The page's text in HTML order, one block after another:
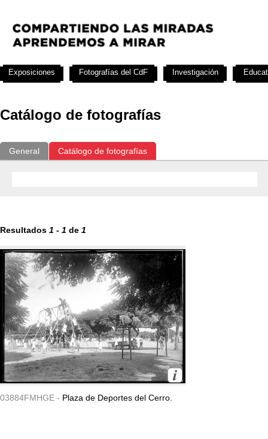
Catálogo de fotografías
General Catálogo de fotografías
Resultados 1 - 1 de 1
03884FMHGE - Plaza de Deportes del Cerro.
Exposiciones Fotografías del CdF Investigación